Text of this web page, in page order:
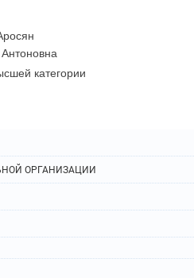
категории
ОРГАНИЗАЦИИ